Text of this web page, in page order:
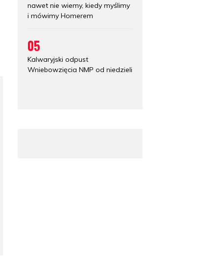
nawet nie wiemy, kiedy myślimy
i mówimy Homerem
05
Kalwaryjski odpust
Wniebowzięcia NMP od niedzieli